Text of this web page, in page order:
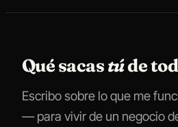
Qué sacastúde
Escribo sobre lo que me
— para vivir de un negocio